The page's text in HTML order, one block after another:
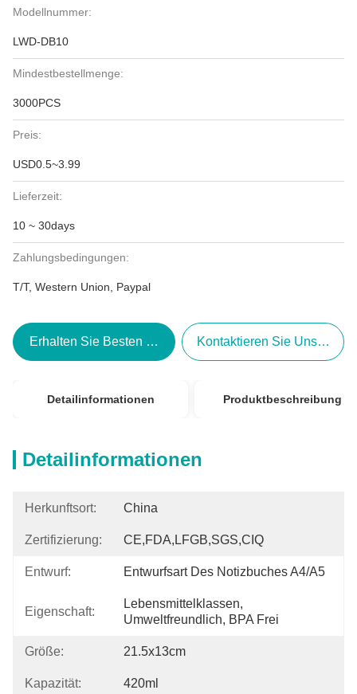
Modellnummer:
LWD-DB10
Mindestbestellmenge:
3000PCS
Preis:
USD0.5~3.99
Lieferzeit:
10 ~ 30days
Zahlungsbedingungen:
T/T, Western Union, Paypal
Erhalten Sie Besten Preis Kontaktieren Sie Uns Jetzt
Detailinformationen Produktbeschreibung
Detailinformationen
Herkunftsort: China
Zertifizierung: CE,FDA,LFGB,SGS,CIQ
Entwurf: Entwurfsart Des Notizbuches A4/A5
Eigenschaft:
Lebensmittelklassen,
Umweltfreundlich, BPA Frei
Größe: 21.5x13cm
Kapazität: 420ml